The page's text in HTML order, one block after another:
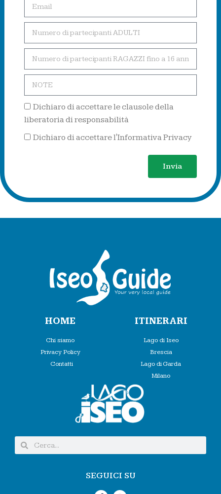
Dichiaro di accettare le clausole della
liberatoria di responsabilità
Dichiaro di accettare l'Informativa Privacy
Invia
HOME
Chi siamo
Privacy Policy
Contatti
ITINERARI
Lago di Iseo
Brescia
Lago di Garda
Milano
SEGUICI SU